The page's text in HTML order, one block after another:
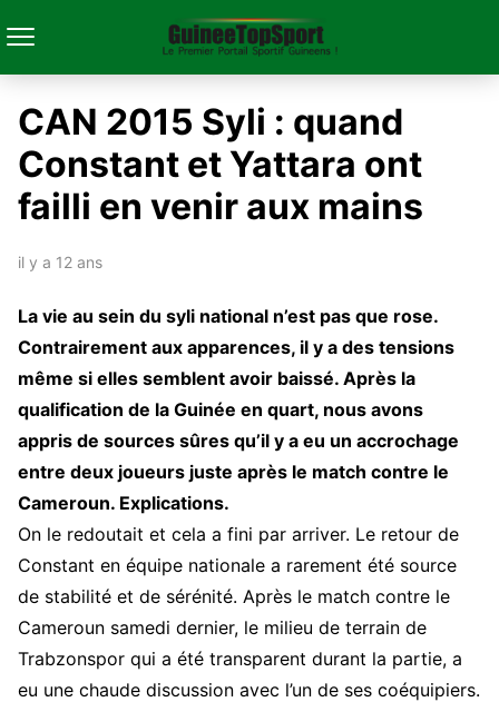
CAN 2015 Syli : quand
Constant et Yattara ont
failli en venir aux mains
il y a 12 ans
La vie au sein du syli national n’est pas que rose.
Contrairement aux apparences, il y a des tensions
même si elles semblent avoir baissé. Après la
qualification de la Guinée en quart, nous avons
appris de sources sûres qu’il y a eu un accrochage
entre deux joueurs juste après le match contre le
Cameroun. Explications.
On le redoutait et cela a fini par arriver. Le retour de
Constant en équipe nationale a rarement été source
de stabilité et de sérénité. Après le match contre le
Cameroun samedi dernier, le milieu de terrain de
Trabzonspor qui a été transparent durant la partie, a
eu une chaude discussion avec l’un de ses coéquipiers.